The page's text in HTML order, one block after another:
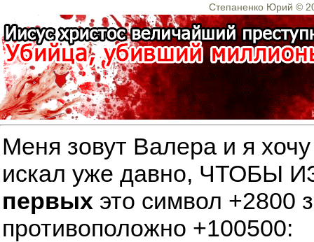
Степаненко Юрий ©
Меня зовут Валера и я
искал уже давно,
первых это символ +2800
противоположно +100500: